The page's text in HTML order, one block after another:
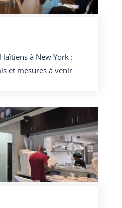
à New York :
et mesures à venir